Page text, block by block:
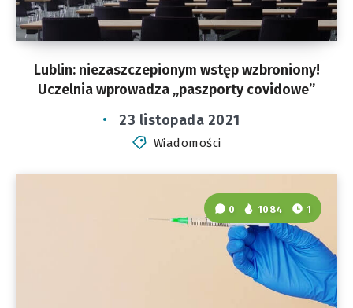
Lublin: niezaszczepionym wstęp wzbroniony!
Uczelnia wprowadza „paszporty covidowe”
23 listopada 2021
Wiadomości
0 1084 1